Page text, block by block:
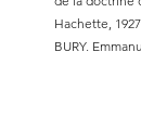
Hachette,
BURY,